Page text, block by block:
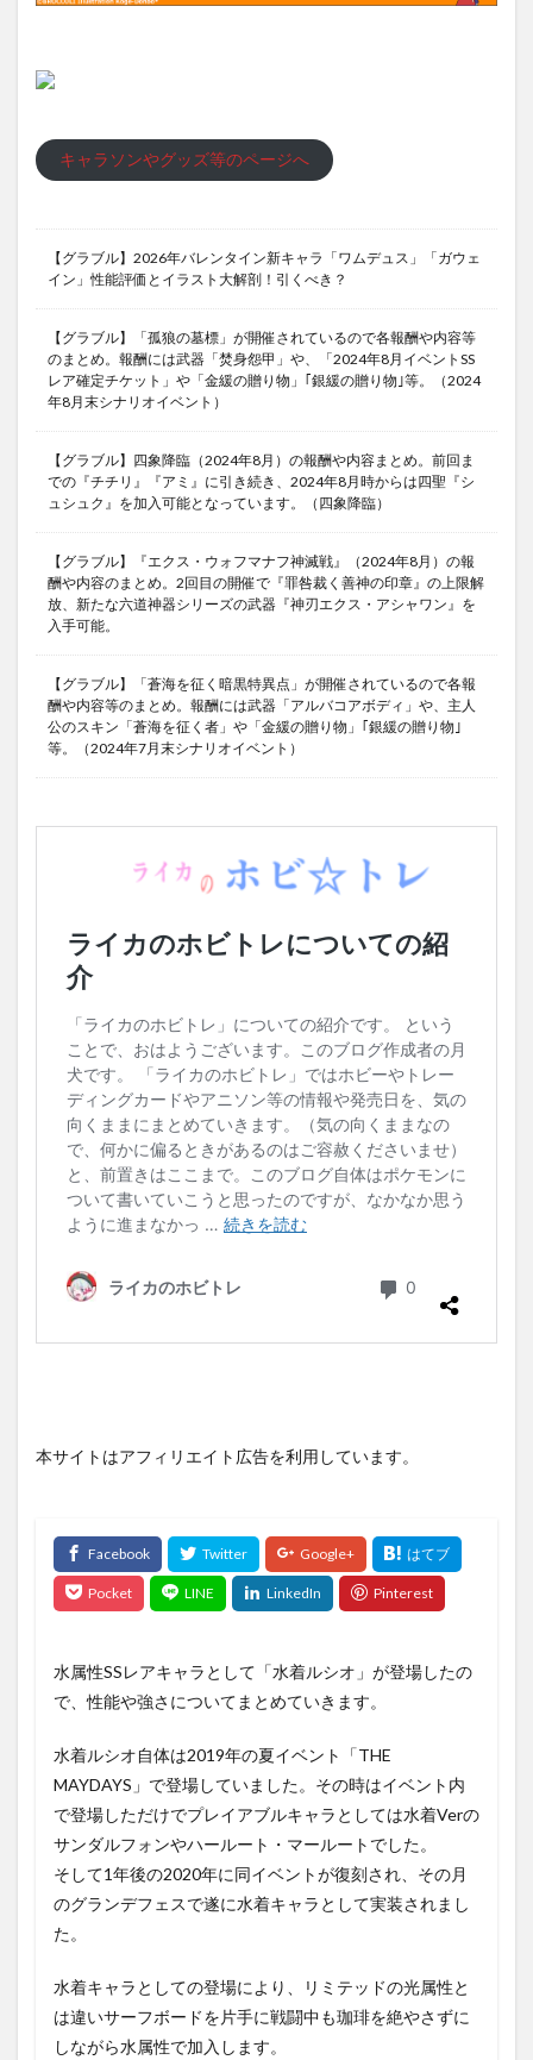
キャラソンやグッズ等のページへ
【グラブル】2026年バレンタイン新キャラ「ワムデュス」「ガウェ
イン」性能評価とイラスト大解剖！引くべき？
【グラブル】「孤狼の墓標」が開催されているので各報酬や内容等
のまとめ。報酬には武器「焚身怨甲」や、「2024年8月イベントSS
レア確定チケット」や「金緩の贈り物」｢銀緩の贈り物｣等。（2024
年8月末シナリオイベント）
【グラブル】四象降臨（2024年8月）の報酬や内容まとめ。前回ま
での『チチリ』『アミ』に引き続き、2024年8月時からは四聖『シ
ュシュク』を加入可能となっています。（四象降臨）
【グラブル】『エクス・ウォフマナフ神滅戦』（2024年8月）の報
酬や内容のまとめ。2回目の開催で『罪咎裁く善神の印章』の上限解
放、新たな六道神器シリーズの武器『神刃エクス・アシャワン』を
入手可能。
【グラブル】「蒼海を征く暗黒特異点」が開催されているので各報
酬や内容等のまとめ。報酬には武器「アルバコアボディ」や、主人
公のスキン「蒼海を征く者」や「金緩の贈り物」｢銀緩の贈り物｣
等。（2024年7月末シナリオイベント）
本サイトはアフィリエイト広告を利用しています。
水属性SSレアキャラとして「水着ルシオ」が登場したの
で、性能や強さについてまとめていきます。
水着ルシオ自体は2019年の夏イベント「THE
MAYDAYS」で登場していました。その時はイベント内
で登場しただけでプレイアブルキャラとしては水着Verの
サンダルフォンやハールート・マールートでした。
そして1年後の2020年に同イベントが復刻され、その月
のグランデフェスで遂に水着キャラとして実装されまし
た。
水着キャラとしての登場により、リミテッドの光属性と
は違いサーフボードを片手に戦闘中も珈琲を絶やさずに
しながら水属性で加入します。